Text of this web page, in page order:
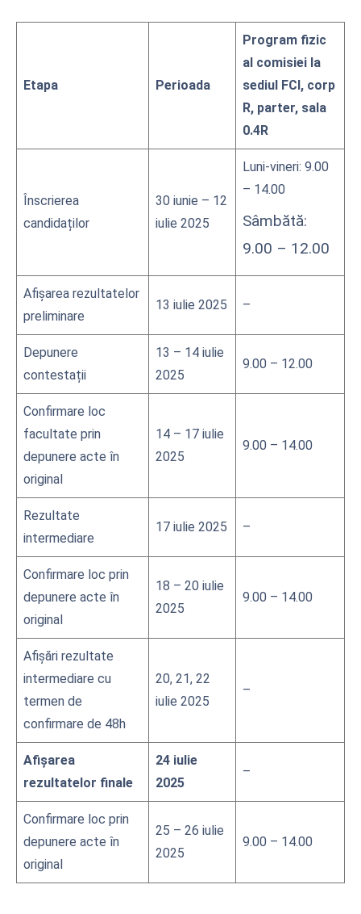
Etapa Perioada
Program fizic
al comisiei la
sediul FCI, corp
R, parter, sala
0.4R
Înscrierea
candidaților
30 iunie – 12
iulie 2025
Luni-vineri: 9.00
– 14.00
Sâmbătă:
9.00 – 12.00
Afișarea rezultatelor
preliminare
13 iulie 2025 –
Depunere
contestații
13 – 14 iulie
2025
9.00 – 12.00
Confirmare loc
facultate prin
depunere acte în
original
14 – 17 iulie
2025
9.00 – 14.00
Rezultate
intermediare
17 iulie 2025 –
Confirmare loc prin
depunere acte în
original
18 – 20 iulie
2025
9.00 – 14.00
Afișări rezultate
intermediare cu
termen de
confirmare de 48h
20, 21, 22
iulie 2025
–
Afişarea
rezultatelor finale
24 iulie
2025
–
Confirmare loc prin
depunere acte în
original
25 – 26 iulie
2025
9.00 – 14.00